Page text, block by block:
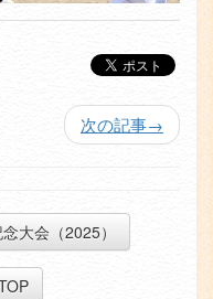
次の記事→
大会（2025）